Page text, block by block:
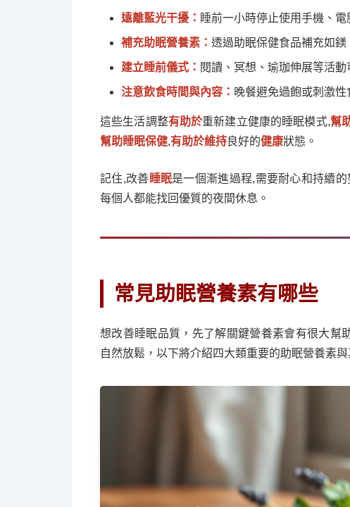
遠離藍光干擾： 睡前一小時停止使用手機、
補充助眠營養素： 透過助眠保健食品補充如
建立睡前儀式： 閱讀、冥想、瑜珈伸展等活
注意飲食時間與內容： 晚餐避免過飽或刺激
這些生活調整有助於重新建立健康的睡眠模式,幫
幫助睡眠保健,有助於維持 良好的健康狀態。
記住,改善睡眠是一個漸進過程,需要耐心和持續
每個人都能找回優質的夜間休息。
常見助眠營養素有哪些
想改善睡眠品質，先了解關鍵營養素會有很大幫
自然放鬆，以下將介紹四大類重要的助眠營養素與